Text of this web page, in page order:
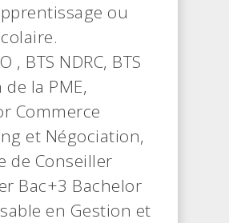
ou
, BTS NDRC, BTS
la PME,
Commerce
et Négociation,
de Conseiller
Bac+3 Bachelor
en Gestion et